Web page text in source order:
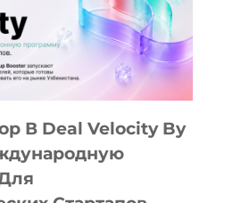
В Deal Velocity By